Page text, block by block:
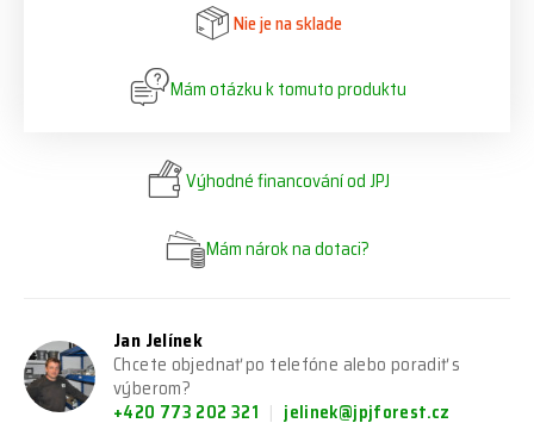
Nie je na sklade
Mám otázku k tomuto produktu
Výhodné financování od JPJ
Mám nárok na dotaci?
Jan Jelínek
Chcete objednať po telefóne alebo poradiť s
výberom?
+420 773 202 321
jelinek@jpjforest.cz